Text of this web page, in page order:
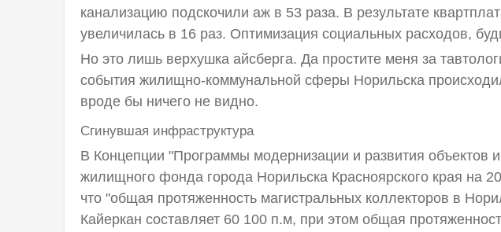
канализацию подскочили аж в 53 раза. В результате
увеличилась в 16 раз. Оптимизация социальных расходов,
Но это лишь верхушка айсберга. Да простите меня за
события жилищно-коммунальной сферы Норильска
вроде бы ничего не видно.
Сгинувшая инфраструктура
В Концепции "Программы модернизации и развития объектов
жилищного фонда города Норильска Красноярского края на
что "общая протяженность магистральных коллекторов в
Кайеркан составляет 60 100 п.м, при этом общая